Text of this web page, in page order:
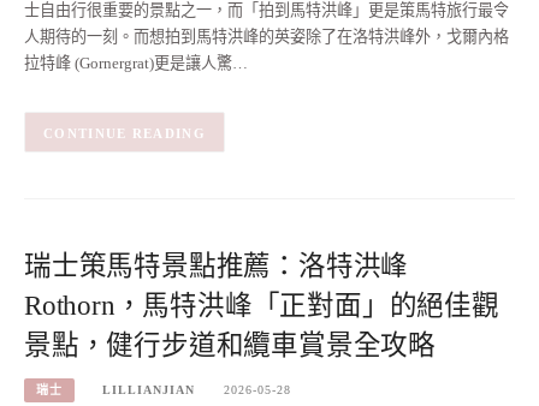
士自由行很重要的景點之一，而「拍到馬特洪峰」更是策馬特旅行最令
人期待的一刻。而想拍到馬特洪峰的英姿除了在洛特洪峰外，戈爾內格
拉特峰 (Gornergrat)更是讓人驚…
CONTINUE READING
瑞士策馬特景點推薦：洛特洪峰
Rothorn，馬特洪峰「正對面」的絕佳觀
景點，健行步道和纜車賞景全攻略
瑞士 LILLIANJIAN 2026-05-28